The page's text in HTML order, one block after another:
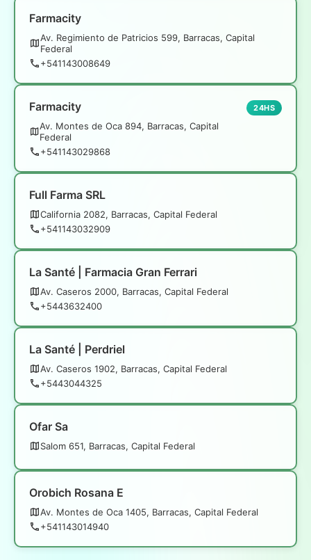
Farmacity
Av. Regimiento de Patricios 599, Barracas, Capital
Federal
+541143008649
Farmacity
Av. Montes de Oca 894, Barracas, Capital
Federal
+541143029868
24HS
Full Farma SRL
California 2082, Barracas, Capital Federal
+541143032909
La Santé | Farmacia Gran Ferrari
Av. Caseros 2000, Barracas, Capital Federal
+5443632400
La Santé | Perdriel
Av. Caseros 1902, Barracas, Capital Federal
+5443044325
Ofar Sa
Salom 651, Barracas, Capital Federal
Orobich Rosana E
Av. Montes de Oca 1405, Barracas, Capital Federal
+541143014940